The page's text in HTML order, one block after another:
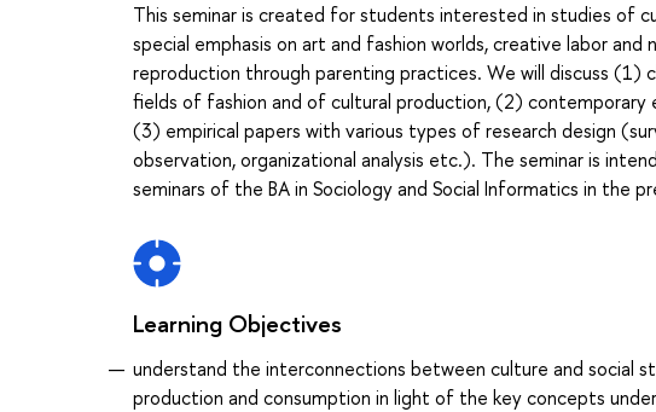
This seminar is created for students interested in studies of
special emphasis on art and fashion worlds, creative labor
reproduction through parenting practices. We will discuss (1)
fields of fashion and of cultural production, (2)
(3) empirical papers with various types of research design
observation, organizational analysis etc.). The seminar is
seminars of the BA in Sociology and Social Informatics in the
Learning Objectives
understand the interconnections between culture and social
production and consumption in light of the key concepts